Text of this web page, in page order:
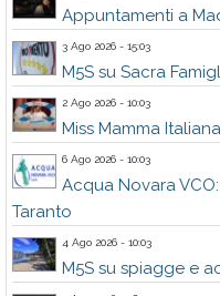
Appuntamenti a
3 Ago 2026 - 15:03
M5S su Sacra
2 Ago 2026 - 10:03
Miss Mamma
6 Ago 2026 - 10:03
Acqua Novara
Taranto
4 Ago 2026 - 10:03
M5S su spiagge e